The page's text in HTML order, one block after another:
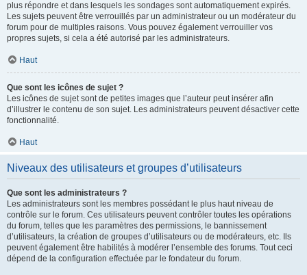
plus répondre et dans lesquels les sondages sont automatiquement expirés.
Les sujets peuvent être verrouillés par un administrateur ou un modérateur du
forum pour de multiples raisons. Vous pouvez également verrouiller vos
propres sujets, si cela a été autorisé par les administrateurs.
Haut
Que sont les icônes de sujet ?
Les icônes de sujet sont de petites images que l’auteur peut insérer afin
d’illustrer le contenu de son sujet. Les administrateurs peuvent désactiver cette
fonctionnalité.
Haut
Niveaux des utilisateurs et groupes d’utilisateurs
Que sont les administrateurs ?
Les administrateurs sont les membres possédant le plus haut niveau de
contrôle sur le forum. Ces utilisateurs peuvent contrôler toutes les opérations
du forum, telles que les paramètres des permissions, le bannissement
d’utilisateurs, la création de groupes d’utilisateurs ou de modérateurs, etc. Ils
peuvent également être habilités à modérer l’ensemble des forums. Tout ceci
dépend de la configuration effectuée par le fondateur du forum.